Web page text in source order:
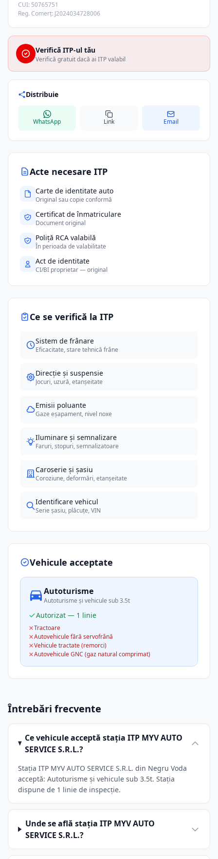
Acte necesare ITP
Carte de identitate auto
Original sau copie conformă
Certificat de înmatriculare
Document original
Poliță RCA valabilă
În perioada de valabilitate
Act de identitate
CI/BI proprietar — original
Ce se verifică la ITP
Sistem de frânare
Eficacitate, stare tehnică frâne
Direcție și suspensie
Jocuri, uzură, etanșeitate
Emisii poluante
Gaze eșapament, nivel noxe
Iluminare și semnalizare
Faruri, stopuri, semnalizatoare
Caroserie și șasiu
Coroziune, deformări, etanșeitate
Identificare vehicul
Serie șasiu, plăcuțe, VIN
Vehicule acceptate
Autoturisme
Autoturisme și vehicule sub 3.5t
Autorizat — 1 linie
Tractoare
Autovehicule fără servofrână
Vehicule tractate (remorci)
Autovehicule GNC (gaz natural comprimat)
CUI: 50765751
Reg. Comerț: J2024034728006
Verifică ITP-ul tău
Verifică gratuit dacă ai ITP valabil
Distribuie
WhatsApp Link Email
Întrebări frecvente
Ce vehicule acceptă stația ITP MYV AUTO
SERVICE S.R.L.?
Stația ITP MYV AUTO SERVICE S.R.L. din Negru Voda
acceptă: Autoturisme și vehicule sub 3.5t. Stația
dispune de 1 linie de inspecție.
Unde se află stația ITP MYV AUTO
SERVICE S.R.L.?